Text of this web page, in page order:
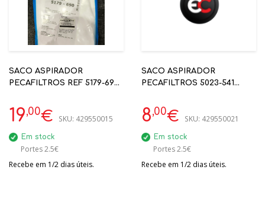
SACO ASPIRADOR
PECAFILTROS REF 5179-690
19,00€ SKU: 429550015
Em stock
Portes 2.5€
Recebe em 1/2 dias úteis.
SACO ASPIRADOR
PECAFILTROS 5023-541
8,00€ SKU: 429550021
Em stock
Portes 2.5€
Recebe em 1/2 dias úteis.